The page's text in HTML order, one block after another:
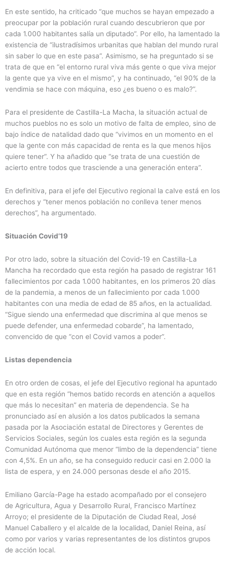
En este sentido, ha criticado “que muchos se hayan empezado a
preocupar por la población rural cuando descubrieron que por
cada 1.000 habitantes salía un diputado”. Por ello, ha lamentado la
existencia de “ilustradísimos urbanitas que hablan del mundo rural
sin saber lo que en este pasa”. Asimismo, se ha preguntado si se
trata de que en “el entorno rural viva más gente o que viva mejor
la gente que ya vive en el mismo”, y ha continuado, “el 90% de la
vendimia se hace con máquina, eso ¿es bueno o es malo?”.
Para el presidente de Castilla-La Macha, la situación actual de
muchos pueblos no es solo un motivo de falta de empleo, sino de
bajo índice de natalidad dado que “vivimos en un momento en el
que la gente con más capacidad de renta es la que menos hijos
quiere tener”. Y ha añadido que “se trata de una cuestión de
acierto entre todos que trasciende a una generación entera”.
En definitiva, para el jefe del Ejecutivo regional la calve está en los
derechos y “tener menos población no conlleva tener menos
derechos”, ha argumentado.
Situación Covid’19
Por otro lado, sobre la situación del Covid-19 en Castilla-La
Mancha ha recordado que esta región ha pasado de registrar 161
fallecimientos por cada 1.000 habitantes, en los primeros 20 días
de la pandemia, a menos de un fallecimiento por cada 1.000
habitantes con una media de edad de 85 años, en la actualidad.
“Sigue siendo una enfermedad que discrimina al que menos se
puede defender, una enfermedad cobarde”, ha lamentado,
convencido de que “con el Covid vamos a poder”.
Listas dependencia
En otro orden de cosas, el jefe del Ejecutivo regional ha apuntado
que en esta región “hemos batido records en atención a aquellos
que más lo necesitan” en materia de dependencia. Se ha
pronunciado así en alusión a los datos publicados la semana
pasada por la Asociación estatal de Directores y Gerentes de
Servicios Sociales, según los cuales esta región es la segunda
Comunidad Autónoma que menor “limbo de la dependencia” tiene
con 4,5%. En un año, se ha conseguido reducir casi en 2.000 la
lista de espera, y en 24.000 personas desde el año 2015.
Emiliano García-Page ha estado acompañado por el consejero
de Agricultura, Agua y Desarrollo Rural, Francisco Martínez
Arroyo; el presidente de la Diputación de Ciudad Real, José
Manuel Caballero y el alcalde de la localidad, Daniel Reina, así
como por varios y varias representantes de los distintos grupos
de acción local.